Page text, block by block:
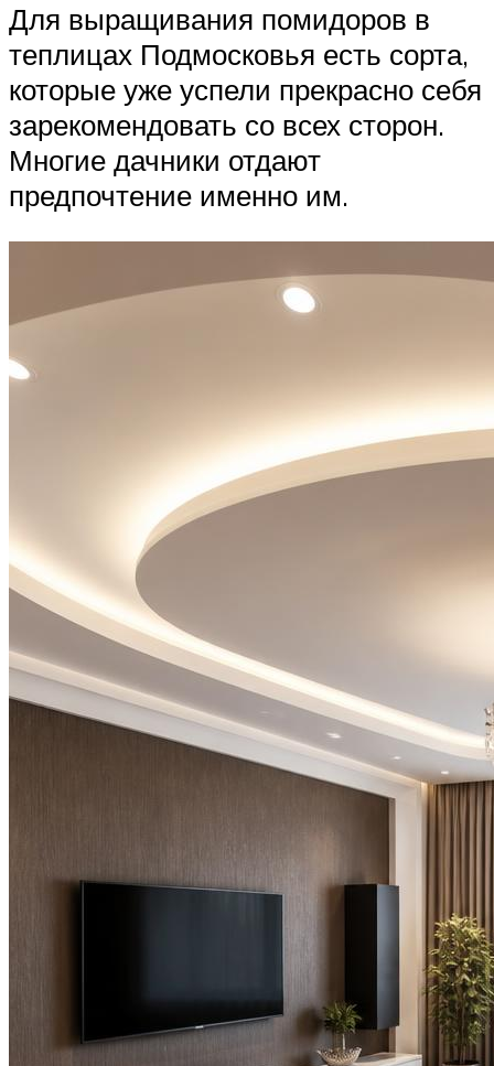
Для выращивания помидоров в
теплицах Подмосковья есть сорта,
которые уже успели прекрасно себя
зарекомендовать со всех сторон.
Многие дачники отдают
предпочтение именно им.